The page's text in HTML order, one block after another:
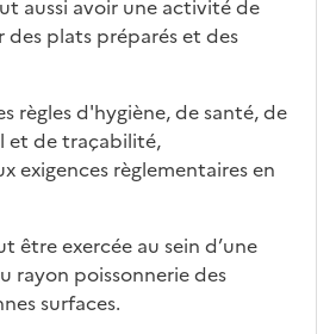
aussi avoir une activité de
des plats préparés et des
règles d'hygiène, de santé, de
et de traçabilité,
exigences règlementaires en
être exercée au sein d’une
rayon poissonnerie des
surfaces.